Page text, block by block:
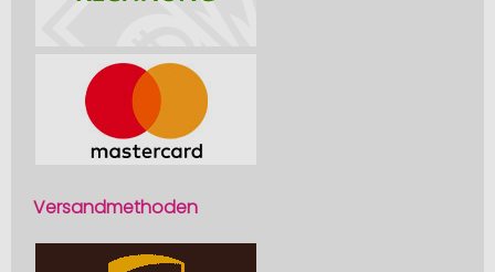
Versandmethoden